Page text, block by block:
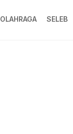
OLAHRAGA SELEB